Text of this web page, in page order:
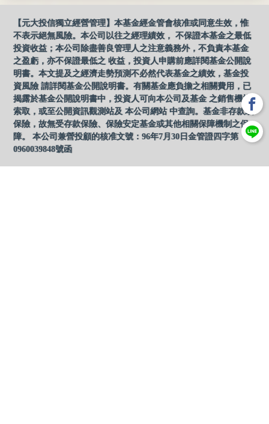
【元大投信獨立經營管理】本基金經金管會核准或同意生效，惟
不表示絕無風險。本公司以往之經理績效， 不保證本基金之最低
投資收益；本公司除盡善良管理人之注意義務外，不負責本基金
之盈虧，亦不保證最低之 收益，投資人申購前應詳閱基金公開說
明書。本文提及之經濟走勢預測不必然代表基金之績效，基金投
資風險 請詳閱基金公開說明書。有關基金應負擔之相關費用，已
揭露於基金公開說明書中，投資人可向本公司及基金 之銷售機構
索取，或至公開資訊觀測站及 本公司網站 中查詢。基金非存款或
保險，故無受存款保險、保險安定基金或其他相關保障機制之保
障。 本公司兼營投顧的核准文號：96年7月30日金管證四字第
0960039848號函